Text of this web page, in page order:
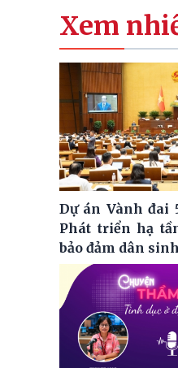
Xem
Dự án Vành đai
Phát triển hạ
bảo đảm dân sinh